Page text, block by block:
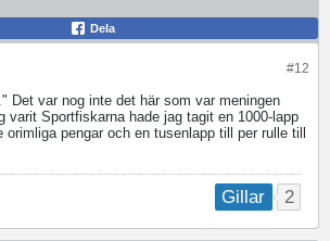
Dela
#12
Det var nog inte det här som var meningen
varit Sportfiskarna hade jag tagit en 1000-lapp
pengar och en tusenlapp till per rulle till
Gillar 2